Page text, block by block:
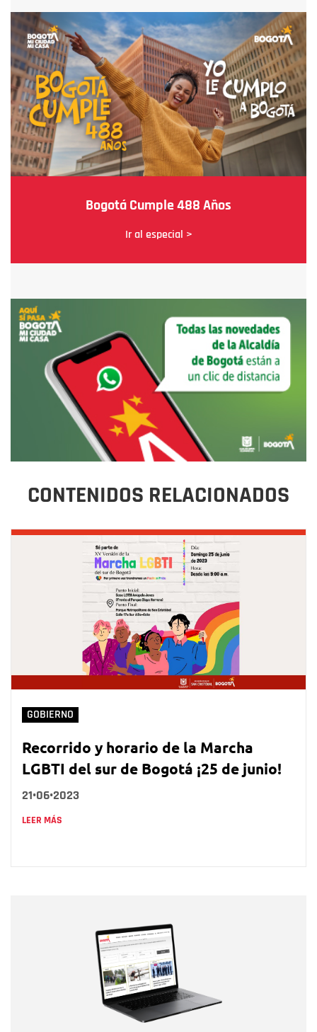
Bogotá Cumple 488 Años
Ir al especial >
CONTENIDOS RELACIONADOS
GOBIERNO
Recorrido y horario de la Marcha
LGBTI del sur de Bogotá ¡25 de junio!
21•06•2023
LEER MÁS
Correo electrónico
Tipo de comentario